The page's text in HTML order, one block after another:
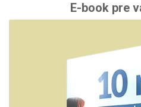
E-book pre